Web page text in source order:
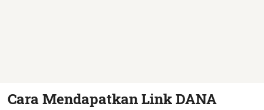
Cara Mendapatkan Link DANA